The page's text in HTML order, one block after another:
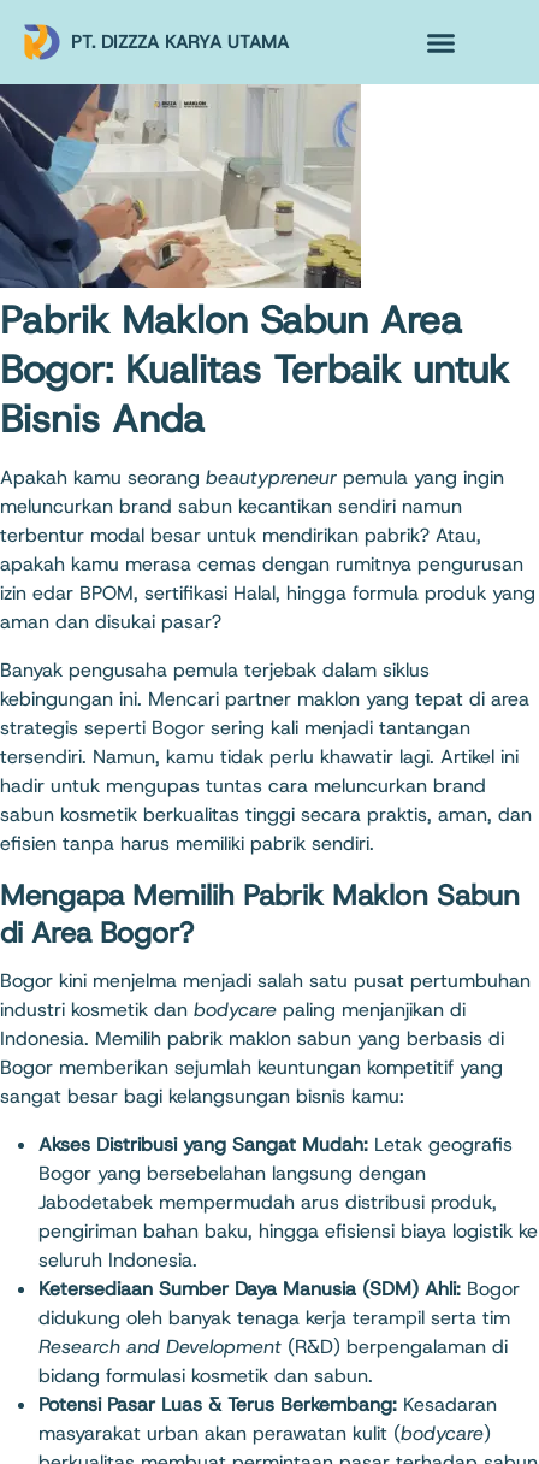
PT. DIZZZA KARYA UTAMA
Pabrik Maklon Sabun Area
Bogor: Kualitas Terbaik untuk
Bisnis Anda
Apakah kamu seorang beautypreneur pemula yang ingin
meluncurkan brand sabun kecantikan sendiri namun
terbentur modal besar untuk mendirikan pabrik? Atau,
apakah kamu merasa cemas dengan rumitnya pengurusan
izin edar BPOM, sertifikasi Halal, hingga formula produk yang
aman dan disukai pasar?
Banyak pengusaha pemula terjebak dalam siklus
kebingungan ini. Mencari partner maklon yang tepat di area
strategis seperti Bogor sering kali menjadi tantangan
tersendiri. Namun, kamu tidak perlu khawatir lagi. Artikel ini
hadir untuk mengupas tuntas cara meluncurkan brand
sabun kosmetik berkualitas tinggi secara praktis, aman, dan
efisien tanpa harus memiliki pabrik sendiri.
Mengapa Memilih Pabrik Maklon Sabun
di Area Bogor?
Bogor kini menjelma menjadi salah satu pusat pertumbuhan
industri kosmetik dan bodycare paling menjanjikan di
Indonesia. Memilih pabrik maklon sabun yang berbasis di
Bogor memberikan sejumlah keuntungan kompetitif yang
sangat besar bagi kelangsungan bisnis kamu:
Akses Distribusi yang Sangat Mudah: Letak geografis
Bogor yang bersebelahan langsung dengan
Jabodetabek mempermudah arus distribusi produk,
pengiriman bahan baku, hingga efisiensi biaya logistik ke
seluruh Indonesia.
Ketersediaan Sumber Daya Manusia (SDM) Ahli: Bogor
didukung oleh banyak tenaga kerja terampil serta tim
Research and Development (R&D) berpengalaman di
bidang formulasi kosmetik dan sabun.
Potensi Pasar Luas & Terus Berkembang: Kesadaran
masyarakat urban akan perawatan kulit (bodycare)